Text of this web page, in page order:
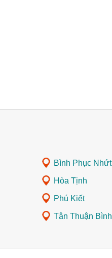
Bình Phục Nhứt
Hòa Tịnh
Phú Kiết
Tân Thuận Bình